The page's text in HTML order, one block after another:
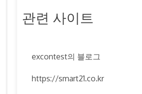
관련 사이트
excontest의 블로그
https://smart21.co.kr